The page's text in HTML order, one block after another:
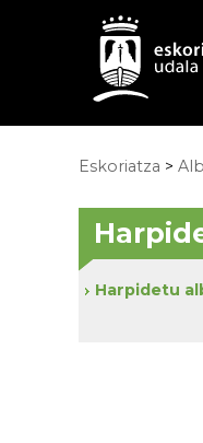
Eskoriatza >
Harpidetu